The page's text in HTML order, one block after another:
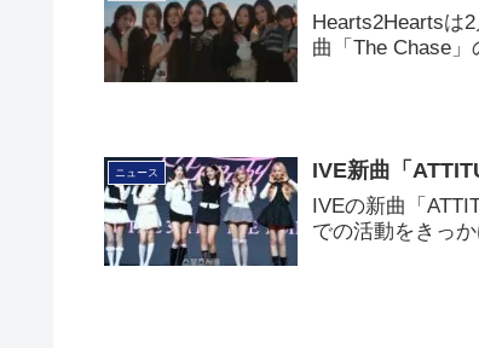
Hearts2Heartsは
曲「The Chase」
ニュース IVE新曲「
IVEの新曲「
での活動をきっ